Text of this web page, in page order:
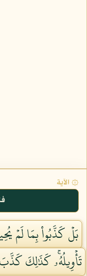
۞ الآية
بَلۡ كَذَّبُواْ بِمَا لَمۡ
تَأۡوِيلُهُۥۚ كَذَٰلِكَ